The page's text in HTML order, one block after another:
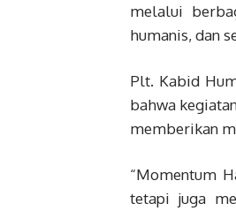
melalui
humanis, dan
Plt. Kabid
bahwa
memberikan
“Momentum
tetapi juga